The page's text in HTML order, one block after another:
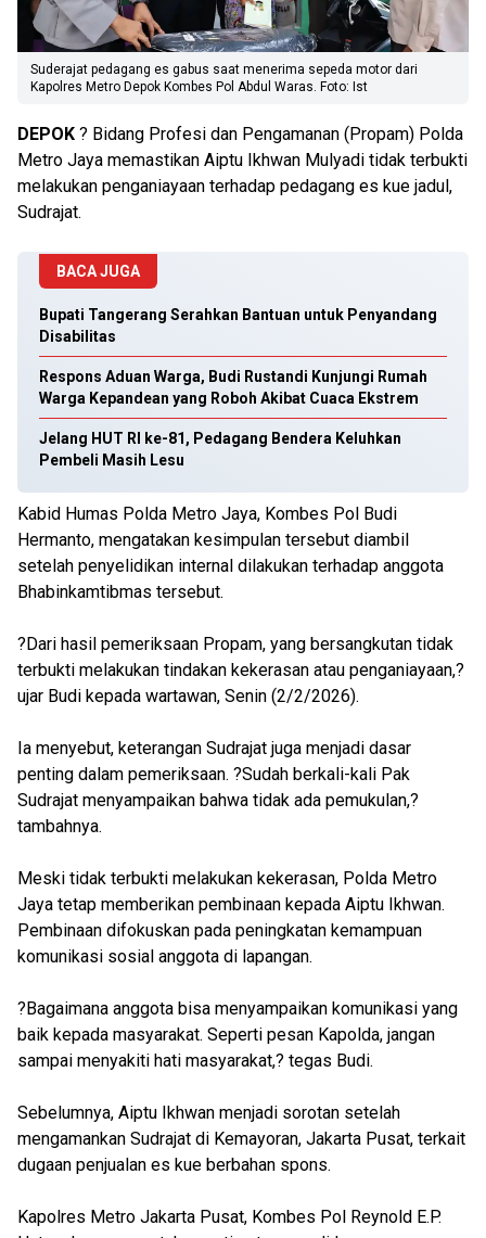
Suderajat pedagang es gabus saat menerima sepeda motor dari
Kapolres Metro Depok Kombes Pol Abdul Waras. Foto: Ist
DEPOK ? Bidang Profesi dan Pengamanan (Propam) Polda
Metro Jaya memastikan Aiptu Ikhwan Mulyadi tidak terbukti
melakukan penganiayaan terhadap pedagang es kue jadul,
Sudrajat.
BACA JUGA
Bupati Tangerang Serahkan Bantuan untuk Penyandang
Disabilitas
Respons Aduan Warga, Budi Rustandi Kunjungi Rumah
Warga Kepandean yang Roboh Akibat Cuaca Ekstrem
Jelang HUT RI ke-81, Pedagang Bendera Keluhkan
Pembeli Masih Lesu
Kabid Humas Polda Metro Jaya, Kombes Pol Budi
Hermanto, mengatakan kesimpulan tersebut diambil
setelah penyelidikan internal dilakukan terhadap anggota
Bhabinkamtibmas tersebut.
?Dari hasil pemeriksaan Propam, yang bersangkutan tidak
terbukti melakukan tindakan kekerasan atau penganiayaan,?
ujar Budi kepada wartawan, Senin (2/2/2026).
Ia menyebut, keterangan Sudrajat juga menjadi dasar
penting dalam pemeriksaan. ?Sudah berkali-kali Pak
Sudrajat menyampaikan bahwa tidak ada pemukulan,?
tambahnya.
Meski tidak terbukti melakukan kekerasan, Polda Metro
Jaya tetap memberikan pembinaan kepada Aiptu Ikhwan.
Pembinaan difokuskan pada peningkatan kemampuan
komunikasi sosial anggota di lapangan.
?Bagaimana anggota bisa menyampaikan komunikasi yang
baik kepada masyarakat. Seperti pesan Kapolda, jangan
sampai menyakiti hati masyarakat,? tegas Budi.
Sebelumnya, Aiptu Ikhwan menjadi sorotan setelah
mengamankan Sudrajat di Kemayoran, Jakarta Pusat, terkait
dugaan penjualan es kue berbahan spons.
Kapolres Metro Jakarta Pusat, Kombes Pol Reynold E.P.